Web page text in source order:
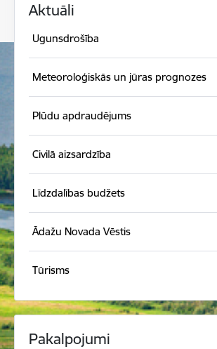
Aktuāli
Ugunsdrošība
Meteoroloģiskās un jūras prognozes
Plūdu apdraudējums
Civilā aizsardzība
Līdzdalības budžets
Ādažu Novada Vēstis
Tūrisms
Pakalpojumi